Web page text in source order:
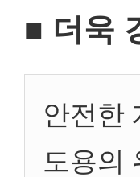
■ 더욱
안전한
도용의